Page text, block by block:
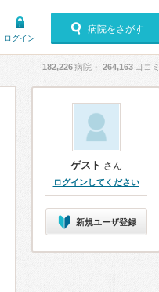
ログイン
病院をさがす
182,226病院・ 264,163 口コミ
ゲスト さん
ログインしてください
新規ユーザ登録